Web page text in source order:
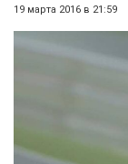
19 марта 2016 в 21:59